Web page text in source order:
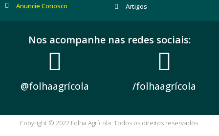
Anuncie Conosco
Artigos
Nos acompanhe nas redes sociais:
@folhaagrícola /folhaagrícola
Copyright © 2022 Folha Agrícola. Todos os direitos reservados.